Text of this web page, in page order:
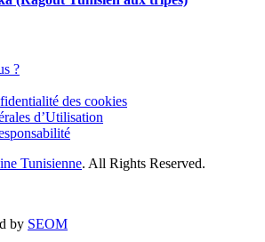
?
des cookies
d’Utilisation
Tunisienne. All Rights Reserved.
by SEOM